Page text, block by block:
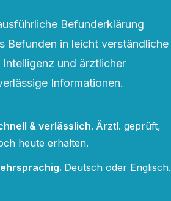
Befunderklärung
Befunden in leicht verständliche
und ärztlicher
Informationen.
& verlässlich. Ärztl. geprüft,
heute erhalten.
. Deutsch oder Englisch.